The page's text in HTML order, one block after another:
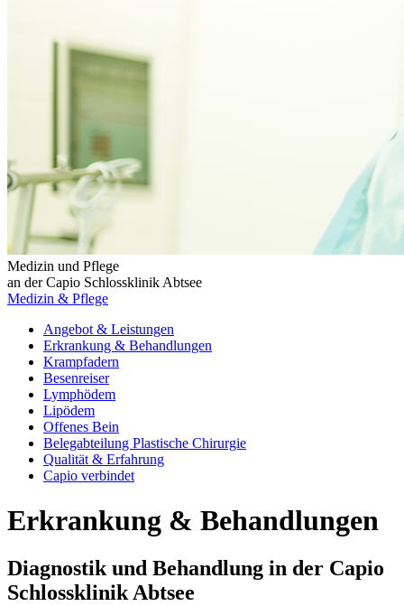
Medizin und Pflege
an der Capio Schlossklinik Abtsee
Medizin & Pflege
Angebot & Leistungen
Erkrankung & Behandlungen
Krampfadern
Besenreiser
Lymphödem
Lipödem
Offenes Bein
Belegabteilung Plastische Chirurgie
Qualität & Erfahrung
Capio verbindet
Erkrankung & Behandlungen
Diagnostik und Behandlung in der Capio
Schlossklinik Abtsee